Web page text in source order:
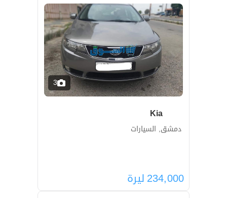
3
Kia
دمشق, السيارات
234,000ليرة